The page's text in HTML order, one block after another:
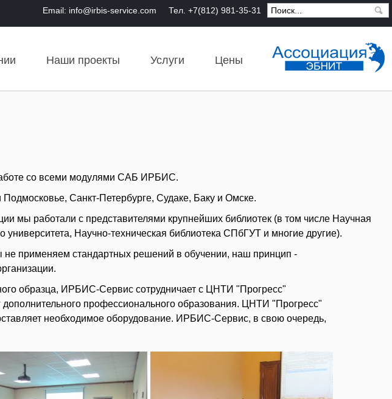
Тел. +7(812) 981-35-31
Email: info@irbis-service.com
Наши проекты Услуги Цены
со всеми модулями САБ ИРБИС.
Санкт-Петербурге, Судаке, Баку и Омске.
мы работали с представителями крупнейших библиотек (в том числе Научная
Научно-техническая библиотека СПбГУТ и многие другие).
применяем стандартных решений в обучении, наш принцип -
образца, ИРБИС-Сервис сотрудничает с ЦНТИ "Прогресс"
профессионального образования. ЦНТИ "Прогресс"
необходимое оборудование. ИРБИС-Сервис, в свою очередь,